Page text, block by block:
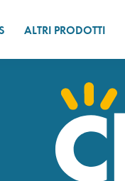
ALTRI PRODOTTI